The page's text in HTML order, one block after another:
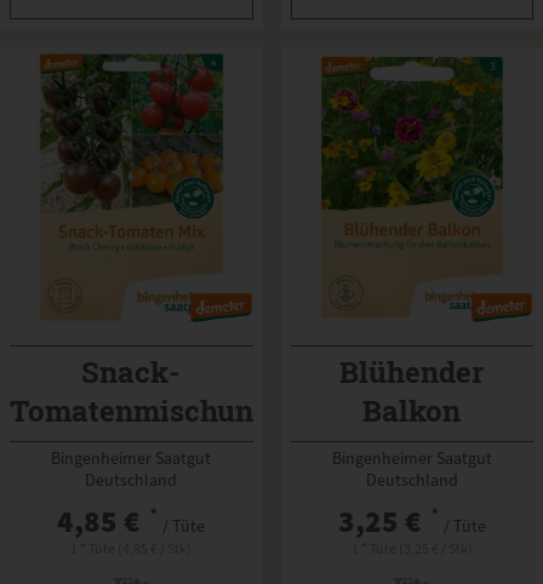
Snack-
Tomatenmischung
Saatgut
Bingenheimer Saatgut
Deutschland
4,85 € * / Tüte
Blühender
Balkon
Blumenmischung
Bingenheimer Saatgut
Deutschland
3,25 € * / Tüte